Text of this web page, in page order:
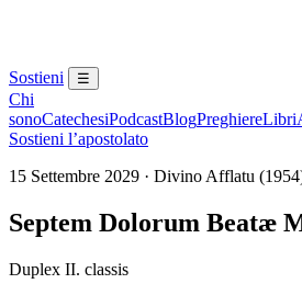
Sostieni ☰
Chi
sonoCatechesiPodcastBlogPreghiereLibri
Sostieni l’apostolato
15 Settembre 2029 · Divino Afflatu
Septem Dolorum Beatæ
Duplex II. classis